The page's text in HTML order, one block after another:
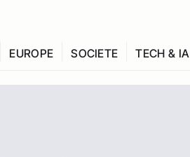
EUROPE SOCIETE TECH & IA